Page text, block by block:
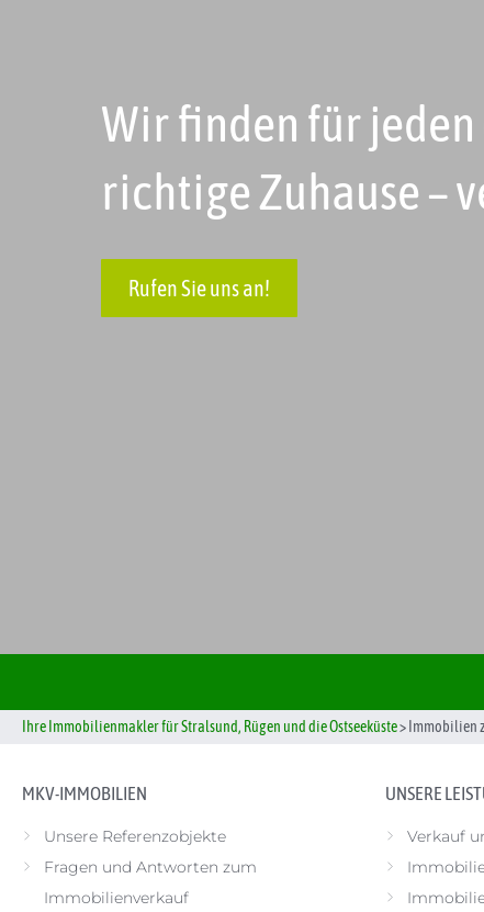
Wir finden für jeden
richtige Zuhause –
Rufen Sie uns an!
Ihre Immobilienmakler für Stralsund, Rügen und die Ostseeküste> Immobilien
MKV-IMMOBILIEN
Unsere Referenzobjekte
Fragen und Antworten zum
Immobilienverkauf
UNSERE
Verkauf